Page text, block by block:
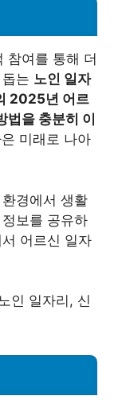
참여를 통해 더
는 노인 일자
2025년 어르
을 충분히 이
미래로 나아
경에서 생활
보를 공유하
어르신 일자
인 일자리, 신